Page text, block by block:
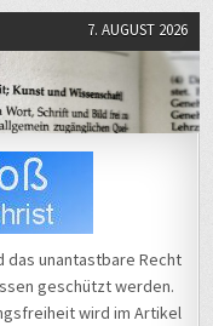
7. AUGUST 2026
das unantastbare Recht
geschützt werden.
wird im Artikel